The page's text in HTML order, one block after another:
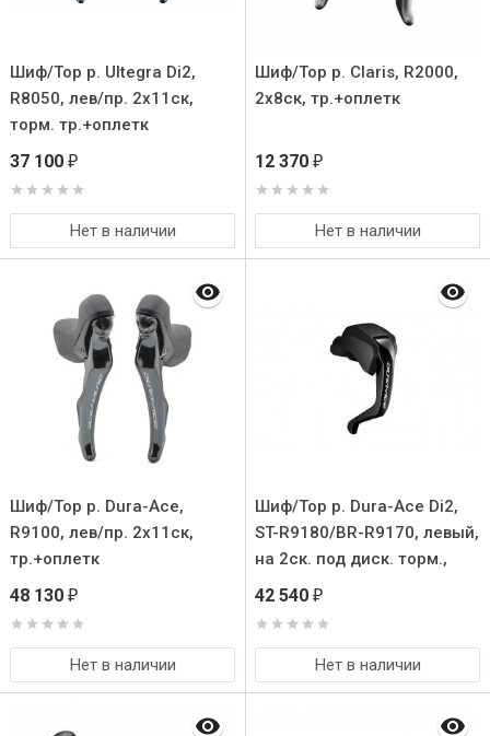
Шиф/Тор р. Ultegra Di2,
R8050, лев/пр. 2x11ск,
торм. тр.+оплетк
37 100 ₽
Нет в наличии
Шиф/Тор р. Claris, R2000,
2x8ск, тр.+оплетк
12 370 ₽
Нет в наличии
Шиф/Тор р. Dura-Ace,
R9100, лев/пр. 2x11ск,
тр.+оплетк
48 130 ₽
Нет в наличии
Шиф/Тор р. Dura-Ace Di2,
ST-R9180/BR-R9170, левый,
на 2ск. под диск. торм.,
для ротор. 140мм
42 540 ₽
Нет в наличии